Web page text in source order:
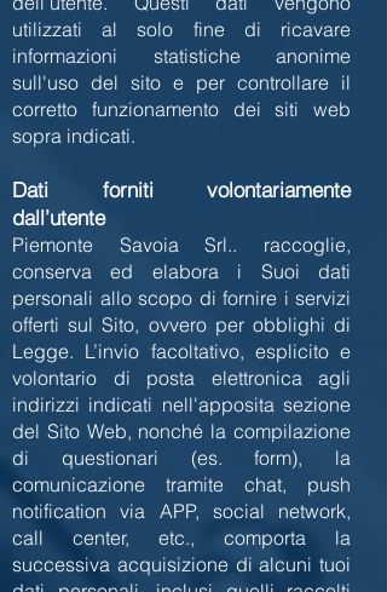
utilizzati al solo fine di ricavare
informazioni statistiche anonime
sull'uso del sito e per controllare il
corretto funzionamento dei siti web
sopra indicati.
Dati forniti volontariamente
dall’utente
Piemonte Savoia Srl.. raccoglie,
conserva ed elabora i Suoi dati
personali allo scopo di fornire i servizi
offerti sul Sito, ovvero per obblighi di
Legge. L’invio facoltativo, esplicito e
volontario di posta elettronica agli
indirizzi indicati nell'apposita sezione
del Sito Web, nonché la compilazione
di questionari (es. form), la
comunicazione tramite chat, push
notification via APP, social network,
call center, etc., comporta la
successiva acquisizione di alcuni tuoi